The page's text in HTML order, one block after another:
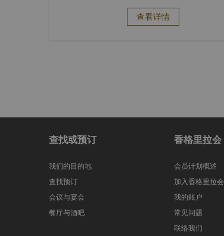
查看详情
查找或预订
我们的目的地
查找预订
会议与宴会
餐厅与酒吧
香格里拉会
会员计划概述
加入香格里拉会
我的账户
常见问题
联络我们